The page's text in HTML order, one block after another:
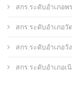
สกร.ระดับอำเภอ
สกร.ระดับอำเภอวั
สกร.ระดับอำเภอวั
สกร.ระดับอำเภอเ